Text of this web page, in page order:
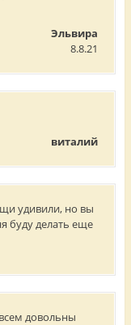
Эльвира
8.8.21
виталий
удивили, но вы
буду делать еще
довольны